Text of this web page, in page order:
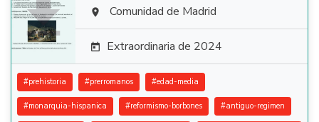
  Comunidad de Madrid
 Extraordinaria de 2024
#prehistoria #prerromanos #edad-media
#monarquia-hispanica #reformismo-borbones #antiguo-regimen